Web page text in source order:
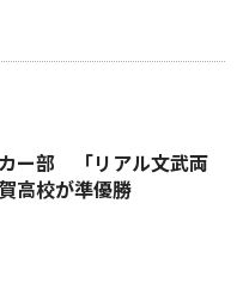
ー部 「リアル文武両
高校が準優勝